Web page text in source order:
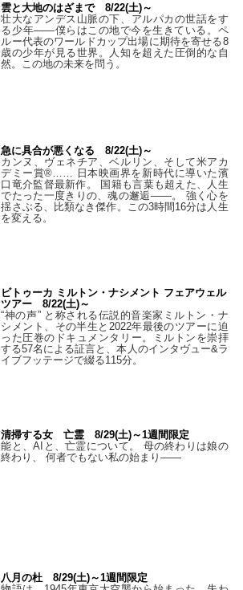
雲と大地のはざまで 8/22(土)～
壮大なアンデス山脈の下、アルパカの世話をす
る少年――僕らはこの地で今を生きている。ペ
ルー代表のワールドカップ出場に期待を寄せる8
歳の少年が見る世界。人知を超えた圧倒的な自
然。この地の未来を問う。
急に具合が悪くなる 8/22(土)～
カンヌ、ヴェネチア、ベルリン、そして米アカ
デミー賞®…… 日本映画界を新時代に導いた濱
口竜介監督最新作。 国籍も言葉も超えた、人生
でたった一度きりの、魂の邂逅――。 強く心を
揺さぶる、比類なき傑作。この3時間16分は人生
を変える。
ビトゥーカ ミルトン・ナシメント フェアウェル
ツアー 8/22(土)～
“神の声” と称される伝説的音楽家ミルトン・ナ
シメント、その半生と2022年最後のツアーに迫
った圧巻のドキュメンタリー。ミルトンを崇拝
する57名による証言と、本人のインタヴュー&ラ
イブフッテージで綴る115分。
清掃する女 亡霊 8/29(土)～1週間限定
能と、AIと、亡霊について。 母の終わりは娘の
終わり、 何者でもない私の始まり――
八月の杜 8/29(土)～1週間限定